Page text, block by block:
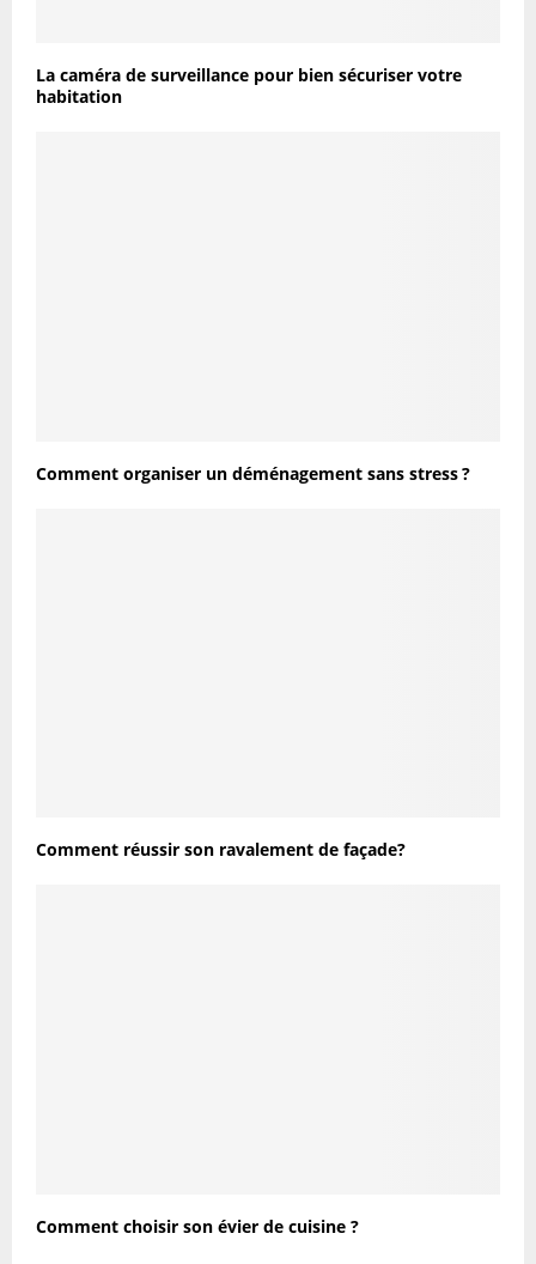
La caméra de surveillance pour bien sécuriser votre
habitation
Comment organiser un déménagement sans stress ?
Comment réussir son ravalement de façade?
Comment choisir son évier de cuisine ?